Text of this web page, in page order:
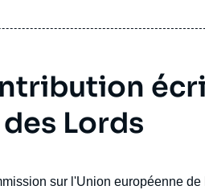
Lords
sur l'Union européenne de